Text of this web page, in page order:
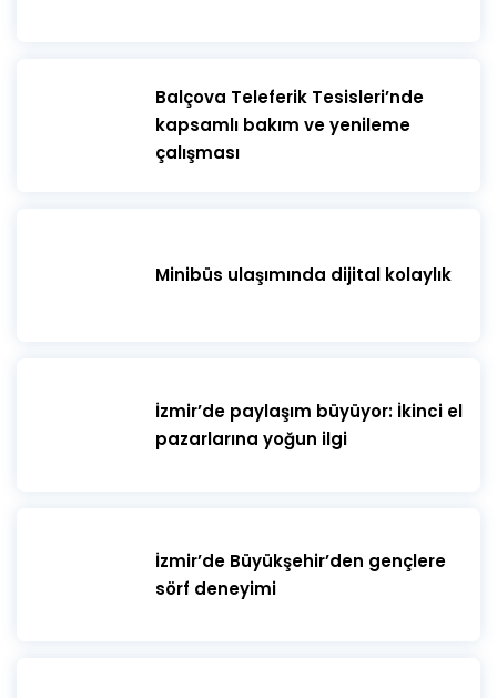
​Balçova Teleferik Tesisleri’nde
kapsamlı bakım ve yenileme
çalışması
Minibüs ulaşımında dijital kolaylık
İzmir’de paylaşım büyüyor: İkinci el
pazarlarına yoğun ilgi
İzmir’de Büyükşehir’den gençlere
sörf deneyimi